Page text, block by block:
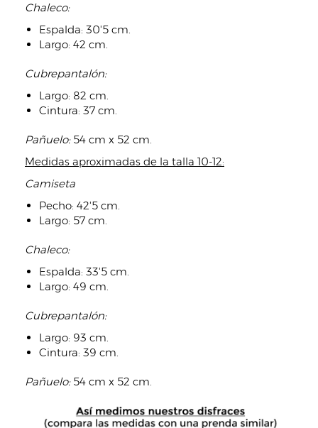
Chaleco:
Espalda: 30'5 cm.
Largo: 42 cm.
Cubrepantalón:
Largo: 82 cm.
Cintura: 37 cm.
Pañuelo: 54 cm x 52 cm.
Medidas aproximadas de la talla 10-12:
Camiseta
Pecho: 42'5 cm.
Largo: 57 cm.
Chaleco:
Espalda: 33'5 cm.
Largo: 49 cm.
Cubrepantalón:
Largo: 93 cm.
Cintura: 39 cm.
Pañuelo: 54 cm x 52 cm.